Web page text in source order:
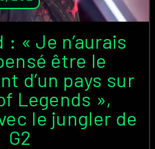
: « Je n’aurais
être le
d’un pays sur
Legends »,
le jungler de
G2